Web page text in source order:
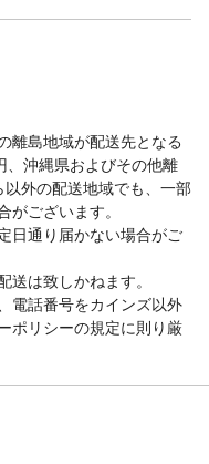
離島地域が配送先となる
、沖縄県およびその他離
外の配送地域でも、一部
がございます。
日通り届かない場合がご
送は致しかねます。
電話番号をカインズ以外
ポリシーの規定に則り厳